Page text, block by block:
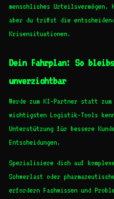
menschliches Urteilsvermögen.
aber du triffst die
Krisensituationen.
Dein Fahrplan: So
unverzichtbar
Werde zum KI-Partner statt
wichtigsten Logistik-Tools
Unterstützung für bessere
Entscheidungen.
Spezialisiere dich auf
Schwerlast oder
erfordern Fachwissen und